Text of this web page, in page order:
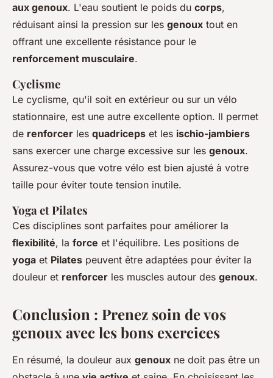
aux genoux. L'eau soutient le poids du corps,
réduisant ainsi la pression sur les genoux tout en
offrant une excellente résistance pour le
renforcement musculaire.
Cyclisme
Le cyclisme, qu'il soit en extérieur ou sur un vélo
stationnaire, est une autre excellente option. Il permet
de renforcer les quadriceps et les ischio-jambiers
sans exercer une charge excessive sur les genoux.
Assurez-vous que votre vélo est bien ajusté à votre
taille pour éviter toute tension inutile.
Yoga et Pilates
Ces disciplines sont parfaites pour améliorer la
flexibilité, la force et l'équilibre. Les positions de
yoga et Pilates peuvent être adaptées pour éviter la
douleur et renforcer les muscles autour des genoux.
Conclusion : Prenez soin de vos
genoux avec les bons exercices
En résumé, la douleur aux genoux ne doit pas être un